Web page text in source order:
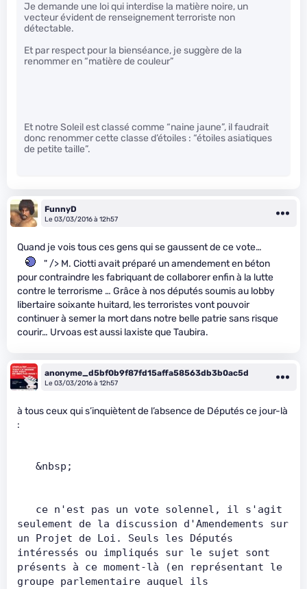
Je demande une loi qui interdise la matière noire, un
vecteur évident de renseignement terroriste non
détectable.
Et par respect pour la bienséance, je suggère de la
renommer en “matière de couleur”
Et notre Soleil est classé comme “naine jaune”, il faudrait
donc renommer cette classe d’étoiles : “étoiles asiatiques
de petite taille”.
FunnyD
Le 03/03/2016 à 12h57
Quand je vois tous ces gens qui se gaussent de ce vote…
" /> M. Ciotti avait préparé un amendement en béton
pour contraindre les fabriquant de collaborer enfin à la lutte
contre le terrorisme … Grâce à nos députés soumis au lobby
libertaire soixante huitard, les terroristes vont pouvoir
continuer à semer la mort dans notre belle patrie sans risque
courir… Urvoas est aussi laxiste que Taubira.
anonyme_d5bf0b9f87fd15affa58563db3b0ac5d
Le 03/03/2016 à 12h57
à tous ceux qui s’inquiètent de l’absence de Députés ce jour-là
:
   &nbsp;
seulement de la discussion d'Amendements sur
un Projet de Loi. Seuls les Députés
intéressés ou impliqués sur le sujet sont
présents à ce moment-là (en représentant le
groupe parlementaire auquel ils